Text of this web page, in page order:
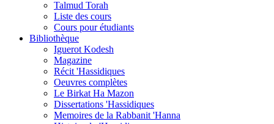
Talmud Torah
Liste des cours
Cours pour étudiants
Bibliothèque
Iguerot Kodesh
Magazine
Récit 'Hassidiques
Oeuvres complètes
Le Birkat Ha Mazon
Dissertations 'Hassidiques
Memoires de la Rabbanit 'Hanna